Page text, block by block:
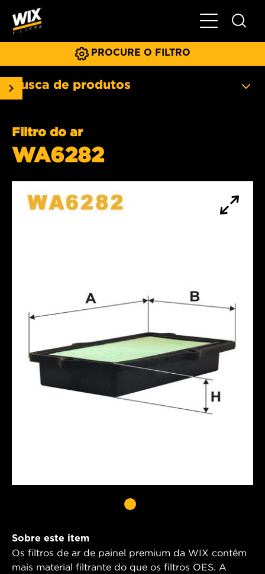
Menu
PROCURE O FILTRO
Busca de produtos
Filtro do ar
WA6282
Sobre este item
Os filtros de ar de painel premium da WIX contêm
mais material filtrante do que os filtros OES. A